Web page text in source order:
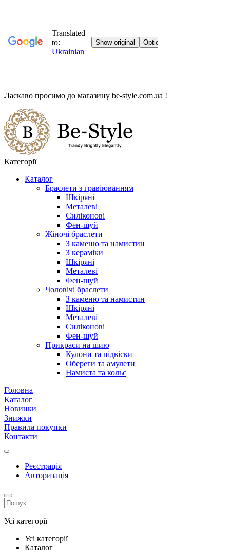
Ласкаво просимо до магазину be-style.com.ua !
Категорії
Каталог
Браслети з гравіюванням
Шкіряні
Металеві
Силіконові
Фен-шуй
Жіночі браслети
З каменю та намистин
З кераміки
Шкіряні
Металеві
Фен-шуй
Чоловічі браслети
З каменю та намистин
Шкіряні
Металеві
Силіконові
Фен-шуй
Прикраси на шию
Кулони та підвіски
Обереги та амулети
Намиста та кольє
Головна
Каталог
Новинки
Знижки
Правила покупки
Контакти
Реєстрація
Авторизація
Усі категорії
Усі категорії
Каталог